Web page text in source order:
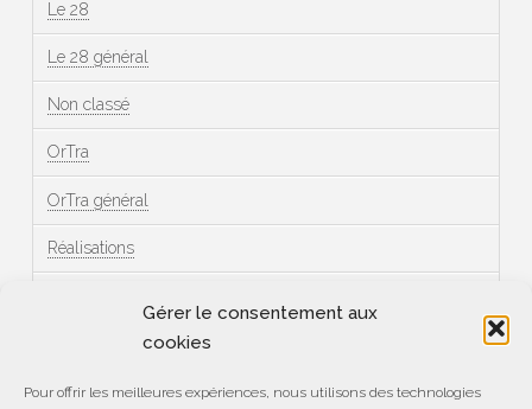
Gérer le consentement aux
cookies
Pour offrir les meilleures expériences, nous utilisons des technologies
Le 28
Le 28 général
Non classé
OrTra
OrTra général
Réalisations